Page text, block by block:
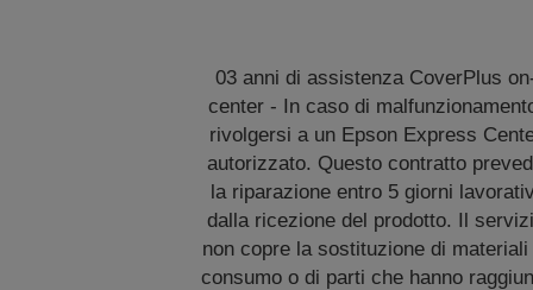
03 anni di assistenza CoverPlus
center - In caso di
rivolgersi a un Epson Express
autorizzato. Questo contratto
la riparazione entro 5 giorni
dalla ricezione del prodotto. Il
non copre la sostituzione di materiali
consumo o di parti che hanno